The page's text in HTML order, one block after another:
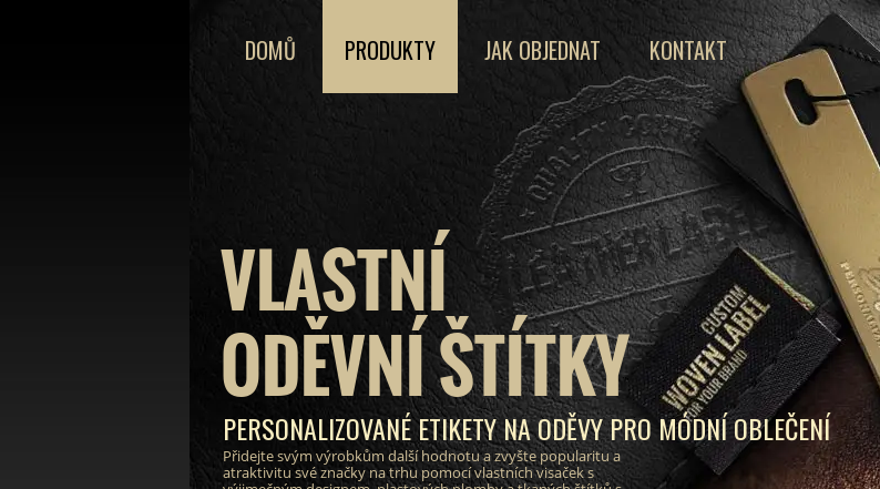
VLASTNÍ
ODĚVNÍ ŠTÍTKY
PERSONALIZOVANÉ ETIKETY NA ODĚVY PRO MÓDNÍ OBLEČENÍ
Přidejte svým výrobkům další hodnotu a zvyšte popularitu a
atraktivitu své značky na trhu pomocí vlastních visaček s
DOMŮ PRODUKTY JAK OBJEDNAT KONTAKT